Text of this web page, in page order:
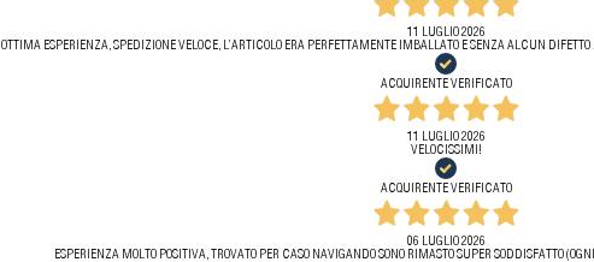
11 LUGLIO 2026
OTTIMA ESPERIENZA, SPEDIZIONE VELOCE, L’ARTICOLO ERA PERFETTAMENTE IMBALLATO E SENZA ALCUN
ACQUIRENTE VERIFICATO
11 LUGLIO 2026
VELOCISSIMI!
ACQUIRENTE VERIFICATO
06 LUGLIO 2026
ESPERIENZA MOLTO POSITIVA, TROVATO PER CASO NAVIGANDO SONO RIMASTO SUPER SODDISFATTO